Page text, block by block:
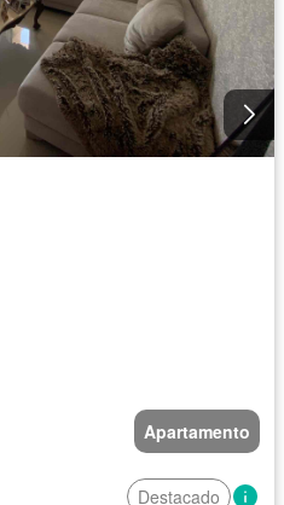
Apartamento
Destacado